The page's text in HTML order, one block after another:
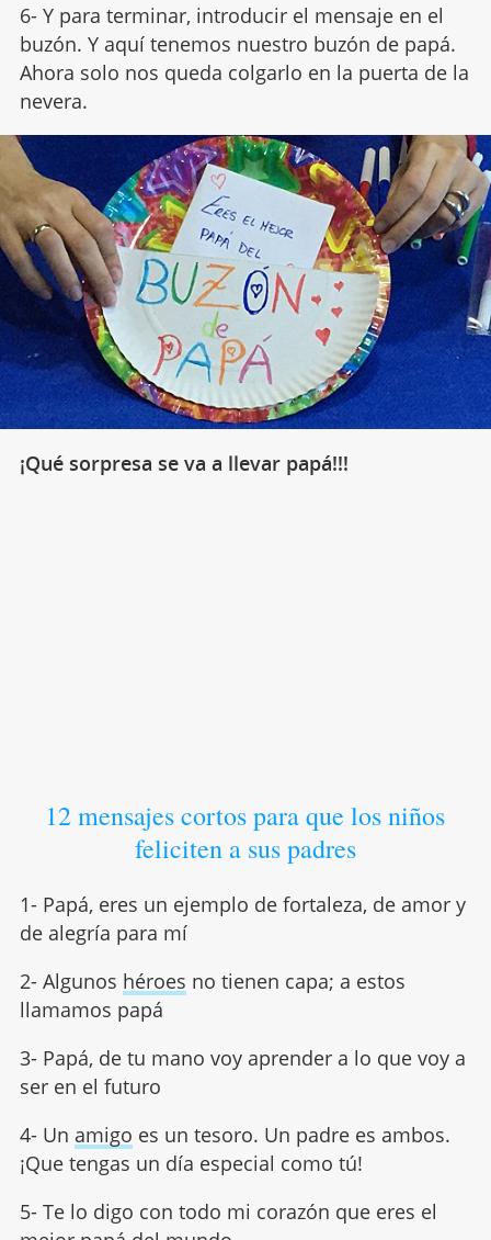
6- Y para terminar, introducir el mensaje en el
buzón. Y aquí tenemos nuestro buzón de papá.
Ahora solo nos queda colgarlo en la puerta de la
nevera.
¡Qué sorpresa se va a llevar papá!!!
12 mensajes cortos para que los niños
feliciten a sus padres
1- Papá, eres un ejemplo de fortaleza, de amor y
de alegría para mí
2- Algunos héroes no tienen capa; a estos
llamamos papá
3- Papá, de tu mano voy aprender a lo que voy a
ser en el futuro
4- Un amigo es un tesoro. Un padre es ambos.
¡Que tengas un día especial como tú!
5- Te lo digo con todo mi corazón que eres el